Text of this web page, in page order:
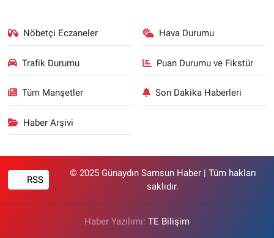
Nöbetçi Eczaneler Hava Durumu
Trafik Durumu Puan Durumu ve Fikstür
Tüm Manşetler Son Dakika Haberleri
Haber Arşivi
RSS
© 2025 Günaydın Samsun Haber | Tüm hakları
saklıdır.
Haber Yazılımı: TE Bilişim